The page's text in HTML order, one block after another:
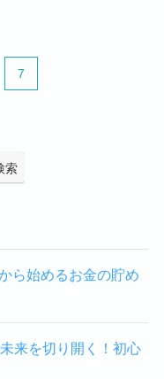
7
索
ら始めるお金の貯め
来を切り開く！初心